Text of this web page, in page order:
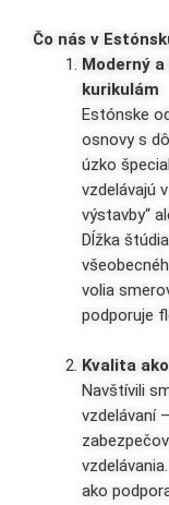
Čo nás v
Moderný
kurikulám
Estónske
osnovy s
úzko
vzdelávajú
výstavby“
Dĺžka
volia
podporuje
Kvalita
Navštívili
vzdelávaní
ako